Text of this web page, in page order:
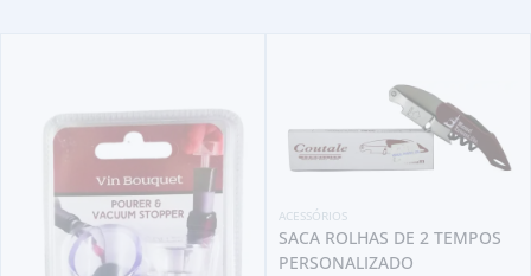
ACESSÓRIOS
SACA ROLHAS DE 2 TEMPOS
PERSONALIZADO